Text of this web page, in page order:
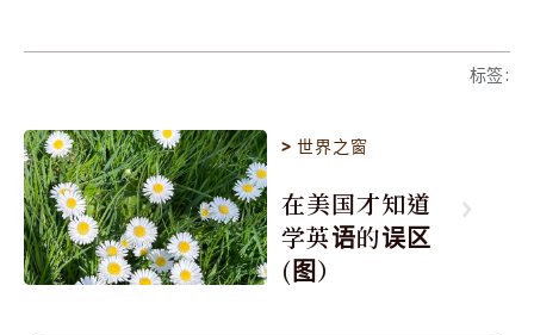
标签:
>世界之窗
在美国才知道
学英语的误区
(图）